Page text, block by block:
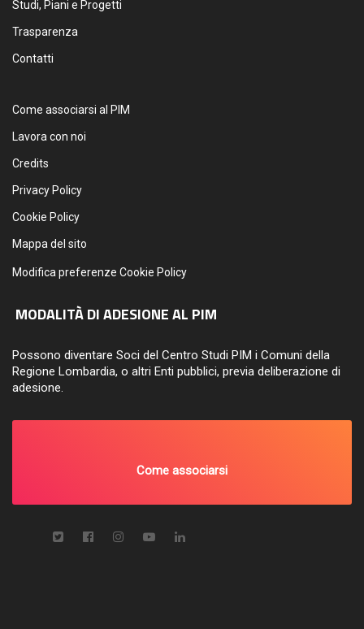
Studi, Piani e Progetti
Trasparenza
Contatti
Come associarsi al PIM
Lavora con noi
Credits
Privacy Policy
Cookie Policy
Mappa del sito
Modifica preferenze Cookie Policy
MODALITÀ DI ADESIONE AL PIM
Possono diventare Soci del Centro Studi PIM i Comuni della
Regione Lombardia, o altri Enti pubblici, previa deliberazione di
adesione.
Come associarsi